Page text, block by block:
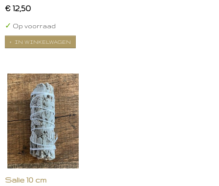
€ 12,50
✓ Op voorraad
IN WINKELWAGEN
Salie 10 cm